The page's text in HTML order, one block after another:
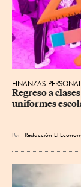
FINANZAS
Regreso a
uniformes
Por Redacción El